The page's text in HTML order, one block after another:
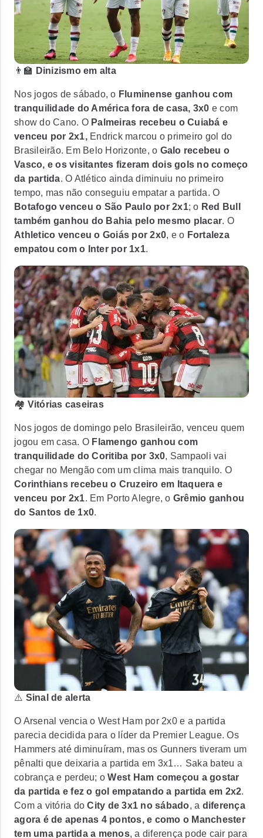
👨‍🏫 Dinizismo em alta
Nos jogos de sábado, o Fluminense ganhou com
tranquilidade do América fora de casa, 3x0 e com
show do Cano. OPalmeiras recebeu o Cuiabá e
venceu por 2x1,Endrick marcou o primeiro gol do
Brasileirão. Em Belo Horizonte, o Galo recebeu o
Vasco, e os visitantes fizeram dois gols no começo
da partida. O Atlético ainda diminuiu no primeiro
tempo, mas não conseguiu empatar a partida. O
Botafogo venceu o São Paulo por 2x1; o Red Bull
também ganhou do Bahia pelo mesmo placar. O
Athletico venceu o Goiás por 2x0, e o Fortaleza
empatou com o Inter por 1x1.
🏘️ Vitórias caseiras
Nos jogos de domingo pelo Brasileirão, venceu quem
jogou em casa. O Flamengo ganhou com
tranquilidade do Coritiba por 3x0, Sampaoli vai
chegar no Mengão com um clima mais tranquilo. O
Corinthians recebeu o Cruzeiro em Itaquera e
venceu por 2x1. Em Porto Alegre, o Grêmio ganhou
do Santos de 1x0.
⚠️ Sinal de alerta
O Arsenal vencia o West Ham por 2x0 e a partida
parecia decidida para o líder da Premier League. Os
Hammers até diminuíram, mas os Gunners tiveram um
pênalti que deixaria a partida em 3x1… Saka bateu a
cobrança e perdeu; oWest Ham começou a gostar
da partida e fez o gol empatando a partida em 2x2.
Com a vitória doCity de 3x1 no sábado, a diferença
agora é de apenas 4 pontos, e como o Manchester
tem uma partida a menos, a diferença pode cair para